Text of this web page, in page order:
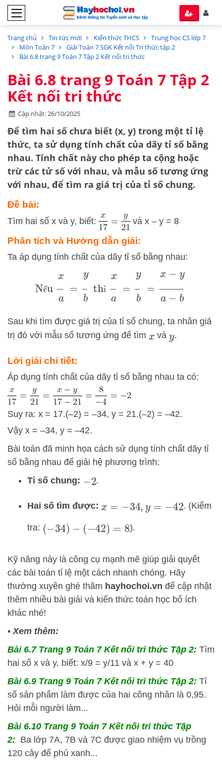
Trang chủ Tin tức mới Kiến thức THCS
Trung học CS lớp 7
Môn Toán 7
Giải Toán 7 SGK Kết nối Tri thức tập 2
Bài 6.8 trang 9 Toán 7 Tập 2 Kết nối tri thức
Bài 6.8 trang 9 Toán 7 Tập 2
Kết nối tri thức
Cập nhật: 26/10/2025
Để tìm hai số chưa biết (x, y) trong một tỉ lệ
thức, ta sử dụng tính chất của dãy tỉ số bằng
nhau. Tính chất này cho phép ta cộng hoặc
trừ các tử số với nhau, và mẫu số tương ứng
với nhau, để tìm ra giá trị của tỉ số chung.
Đề bài:
Tìm hai số x và y, biết: và x – y = 8
Phân tích và Hướng dẫn giải:
Ta áp dụng tính chất của dãy tỉ số bằng nhau:
ế ì
Nếux yb xa b= ya −b
Sau khi tìm được giá trị của tỉ số chung, ta nhân giá
trị đó với mẫu số tương ứng để tìm x vày.
Lời giải chi tiết:
Áp dụng tính chất của dãy tỉ số bằng nhau ta có:
Suy ra: x = 17.(–2) = –34, y = 21.(–2) = –42.
Vậy x = –34, y = –42.
Bài toán đã minh họa cách sử dụng tính chất dãy tỉ
số bằng nhau để giải hệ phương trình:
Tỉ số chung: −2.
Hai số tìm được: x=− 34,y=− 42 . (Kiểm
tra: (−34)−(−42)=8 ).
Kỹ năng này là công cụ mạnh mẽ giúp giải quyết
các bài toán tỉ lệ một cách nhanh chóng. Hãy
thường xuyên ghé thăm hayhochoi.vn để cập nhật
thêm nhiều bài giải và kiến thức toán học bổ ích
khác nhé!
•Xem thêm:
Bài 6.7 Trang 9 Toán 7 Kết nối tri thức Tập 2: Tìm
hai số x và y, biết: x/9 = y/11 và x + y = 40
Bài 6.9 Trang 9 Toán 7 Kết nối tri thức Tập 2: Tỉ
số sản phẩm làm được của hai công nhân là 0,95.
Hỏi mỗi người làm...
Bài 6.10 Trang 9 Toán 7 Kết nối tri thức Tập
2: Ba lớp 7A, 7B và 7C được giao nhiệm vụ trồng
120 cây để phủ xanh...